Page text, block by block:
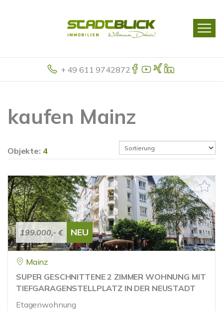
+ 49 611 9742872
kaufen Mainz
Objekte: 4
199.000,- € NEU
Mainz
SUPER GESCHNITTENE 2 ZIMMER WOHNUNG MIT
TIEFGARAGENSTELLPLATZ IN DER NEUSTADT
Etagenwohnung